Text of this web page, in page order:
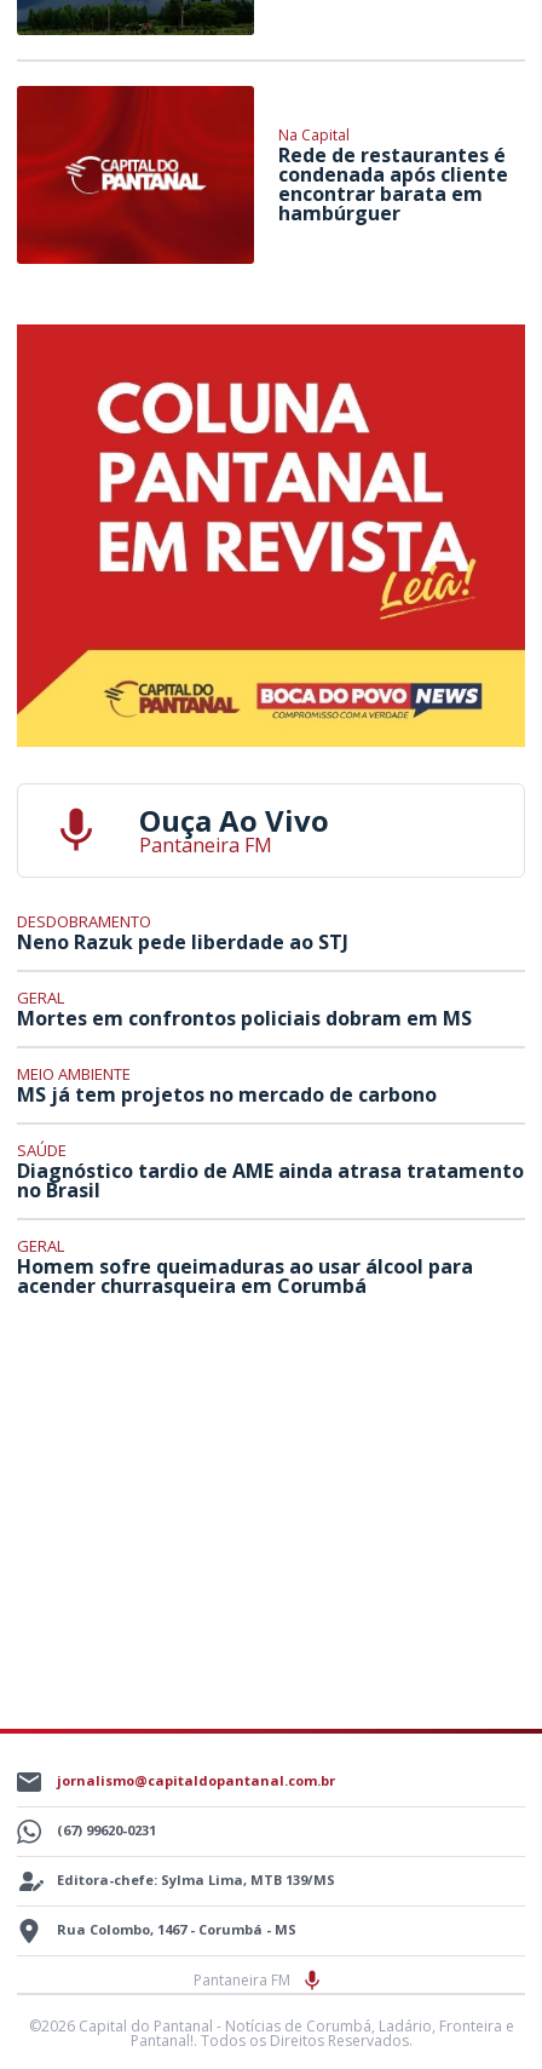
Na Capital
Rede de restaurantes é
condenada após cliente
encontrar barata em
hambúrguer
Ouça Ao Vivo
Pantaneira FM
DESDOBRAMENTO
Neno Razuk pede liberdade ao STJ
GERAL
Mortes em confrontos policiais dobram em MS
MEIO AMBIENTE
MS já tem projetos no mercado de carbono
SAÚDE
Diagnóstico tardio de AME ainda atrasa tratamento
no Brasil
GERAL
Homem sofre queimaduras ao usar álcool para
acender churrasqueira em Corumbá
jornalismo@capitaldopantanal.com.br
(67) 99620-0231
Editora-chefe: Sylma Lima, MTB 139/MS
Rua Colombo, 1467 - Corumbá - MS
Pantaneira FM
©2026 Capital do Pantanal - Notícias de Corumbá, Ladário, Fronteira e
Pantanal!. Todos os Direitos Reservados.